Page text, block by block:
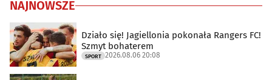
NAJNOWSZE
Działo się! Jagiellonia pokonała Rangers FC!
Szmyt bohaterem
SPORT 2026.08.06 20:08